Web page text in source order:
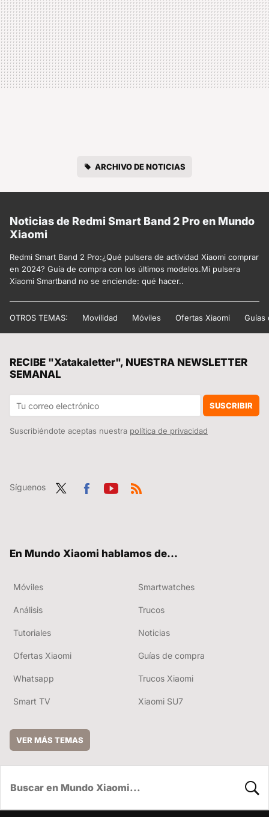
ARCHIVO DE NOTICIAS
Noticias de Redmi Smart Band 2 Pro en Mundo
Xiaomi
Redmi Smart Band 2 Pro:¿Qué pulsera de actividad Xiaomi comprar
en 2024? Guía de compra con los últimos modelos.Mi pulsera
Xiaomi Smartband no se enciende: qué hacer..
OTROS TEMAS: Movilidad Móviles Ofertas Xiaomi Guías
RECIBE "Xatakaletter", NUESTRA NEWSLETTER
SEMANAL
SUSCRIBIR
Suscribiéndote aceptas nuestra política de privacidad
Síguenos
En Mundo Xiaomi hablamos de...
Móviles Smartwatches
Análisis Trucos
Tutoriales Noticias
Ofertas Xiaomi Guías de compra
Whatsapp Trucos Xiaomi
Smart TV Xiaomi SU7
VER MÁS TEMAS